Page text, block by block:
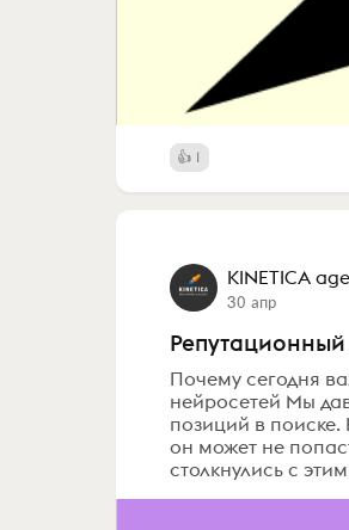
1
KINETICA
30 апр
Репутационный
Почему сегодня
нейросетей Мы
позиций в поиске.
он может не
столкнулись с